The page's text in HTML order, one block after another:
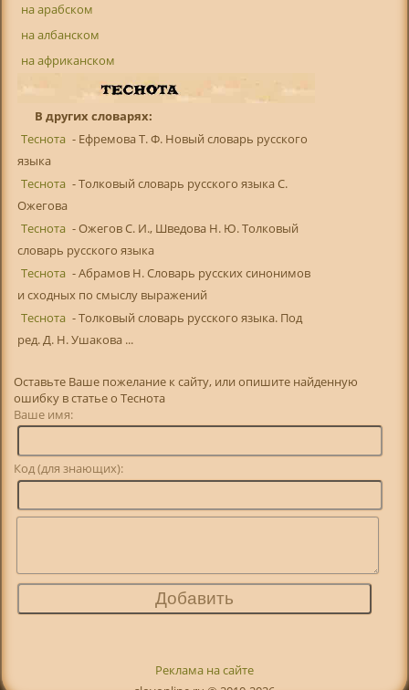
на арабском
на албанском
на африканском
В других словарях:
Теснота - Ефремова Т. Ф. Новый словарь русского
языка
Теснота - Толковый словарь русского языка С.
Ожегова
Теснота - Ожегов С. И., Шведова Н. Ю. Толковый
словарь русского языка
Теснота - Абрамов Н. Словарь русских синонимов
и сходных по смыслу выражений
Теснота - Толковый словарь русского языка. Под
ред. Д. Н. Ушакова ...
Оставьте Ваше пожелание к сайту, или опишите найденную
ошибку в статье о Теснота
Ваше имя:
Код (для знающих):
Реклама на сайте